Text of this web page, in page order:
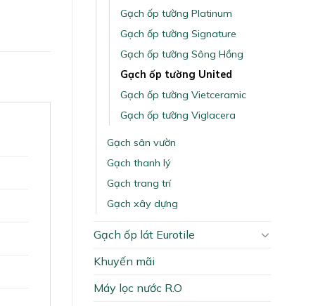
Gạch ốp tường Platinum
Gạch ốp tường Signature
Gạch ốp tường Sông Hồng
Gạch ốp tường United
Gạch ốp tường Vietceramic
Gạch ốp tường Viglacera
Gạch sân vườn
Gạch thanh lý
Gạch trang trí
Gạch xây dựng
Gạch ốp lát Eurotile
Khuyến mãi
Máy lọc nước R.O